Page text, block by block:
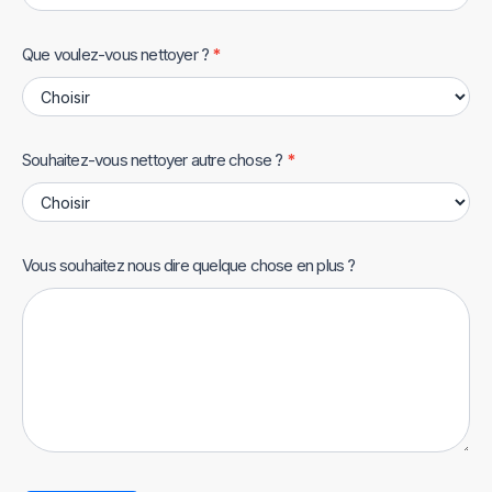
Que voulez-vous nettoyer ? *
Souhaitez-vous nettoyer autre chose ? *
Vous souhaitez nous dire quelque chose en plus ?